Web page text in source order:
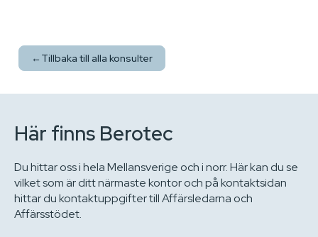
← Tillbaka till alla konsulter
Här finns Berotec
Du hittar oss i hela Mellansverige och i norr. Här kan du se
vilket som är ditt närmaste kontor och på kontaktsidan
hittar du kontaktuppgifter till Affärsledarna och
Affärsstödet.